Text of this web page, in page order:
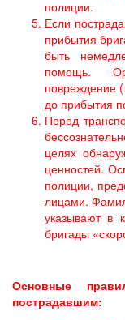
полиции.
Если
прибытия
быть
помощь.
повреждение
до прибытия
Перед
целях
ценностей.
полиции,
лицами.
указывают в
бригады
Основные
пострадавшим: